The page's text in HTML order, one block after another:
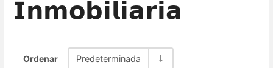
𝗜𝗻𝗺𝗼𝗯𝗶𝗹𝗶𝗮𝗿𝗶𝗮
Ordenar Predeterminada